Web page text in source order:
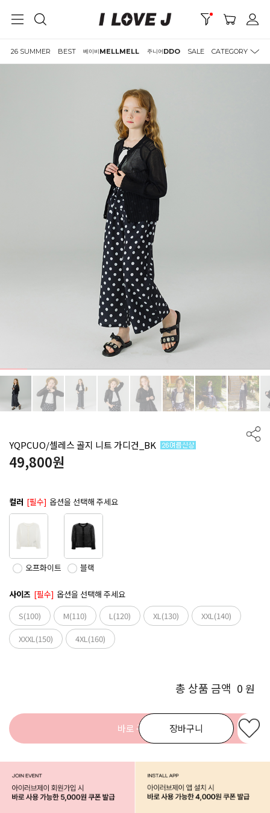
26 SUMMER BEST 베이비MELLMELL 주니어DDO SALE CATEGORY
YQPCUO/셀레스 골지 니트 가디건_BK
49,800원
컬러 [필수] 옵션을 선택해 주세요
오프화이트 블랙
사이즈 [필수] 옵션을 선택해 주세요
S(100)
M(110) L(120) XL(130)
XXL(140)
XXXL(150)
4XL(160)
총 상품 금액 0 원
장바구니
바로 구매